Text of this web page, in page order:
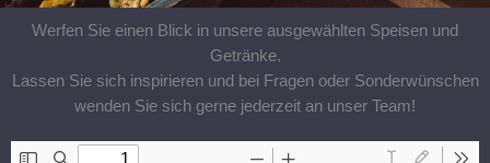
Werfen Sie einen Blick in unsere ausgewählten Speisen und
Getränke.
Lassen Sie sich inspirieren und bei Fragen oder Sonderwünschen
wenden Sie sich gerne jederzeit an unser Team!